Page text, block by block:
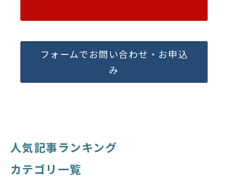
フォームでお問い合わせ・お申込
み
人気記事ランキング
カテゴリ一覧